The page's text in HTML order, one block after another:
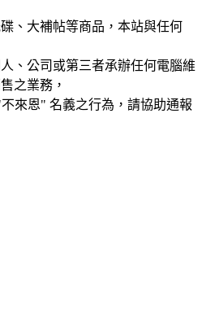
、大補帖等商品，本站與任何
、公司或第三者承辦任何電腦維
之業務，
來恩" 名義之行為，請協助通報